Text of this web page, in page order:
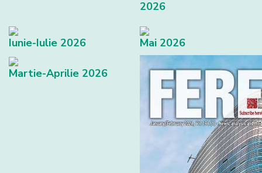
2026
Iunie-Iulie 2026 Mai 2026
Martie-Aprilie 2026